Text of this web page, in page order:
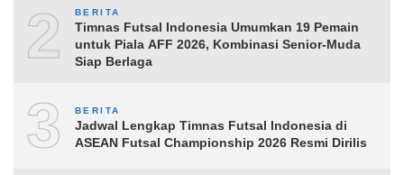
2 BERITA
Timnas Futsal Indonesia Umumkan 19 Pemain
untuk Piala AFF 2026, Kombinasi Senior-Muda
Siap Berlaga
3 BERITA
Jadwal Lengkap Timnas Futsal Indonesia di
ASEAN Futsal Championship 2026 Resmi Dirilis